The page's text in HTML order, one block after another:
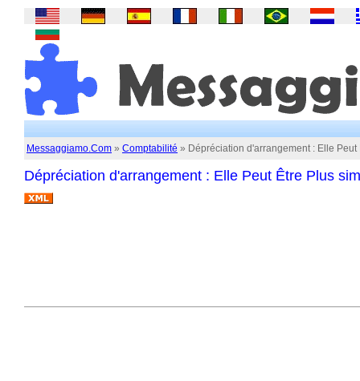
Messaggiamo.Com » Comptabilité » Dépréciation d'arrangement : Elle
Dépréciation d'arrangement : Elle Peut Être Plus